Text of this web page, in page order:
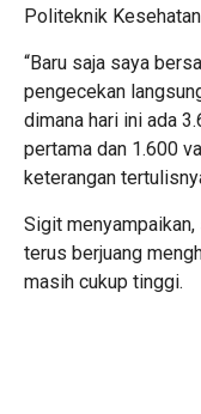
Politeknik
“Baru saja saya
pengecekan
dimana hari ini ada
pertama dan 1.600
keterangan
Sigit
terus berjuang
masih cukup tinggi.